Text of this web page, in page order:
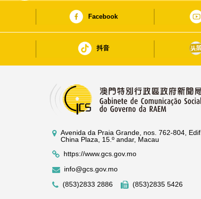
Facebook
抖音
Avenida da Praia Grande, nos. 762-804, Edif.
China Plaza, 15.º andar, Macau
https://www.gcs.gov.mo
info@gcs.gov.mo
(853)2833 2886
(853)2835 5426